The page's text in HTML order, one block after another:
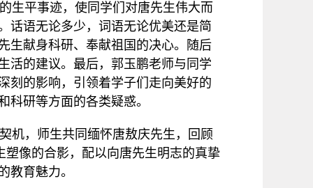
生平事迹，使同学们对唐先生伟大而
话语无论多少，词语无论优美还是简
生献身科研、奉献祖国的决心。随后
活的建议。最后，郭玉鹏老师与同学
刻的影响，引领着学子们走向美好的
研等方面的各类疑惑。
机，师生共同缅怀唐敖庆先生，回顾
塑像的合影，配以向唐先生明志的真挚
教育魅力。